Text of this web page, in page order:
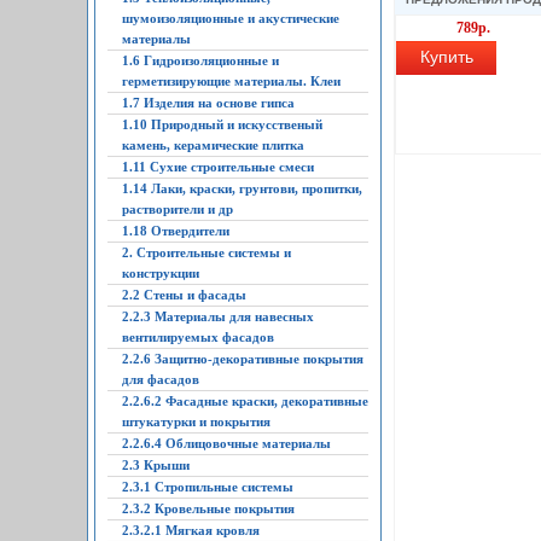
шумоизоляционные и акустические
материалы
1.6 Гидроизоляционные и
герметизирующие материалы. Клеи
1.7 Изделия на основе гипса
1.10 Природный и искусственый
камень, керамические плитка
1.11 Сухие строительные смеси
1.14 Лаки, краски, грунтови, пропитки,
растворители и др
1.18 Отвердители
2. Строительные системы и
конструкции
2.2 Стены и фасады
2.2.3 Материалы для навесных
вентилируемых фасадов
2.2.6 Защитно-декоративные покрытия
для фасадов
2.2.6.2 Фасадные краски, декоративные
штукатурки и покрытия
2.2.6.4 Облицовочные материалы
2.3 Крыши
2.3.1 Стропильные системы
2.3.2 Кровельные покрытия
2.3.2.1 Мягкая кровля
789р.
Купить